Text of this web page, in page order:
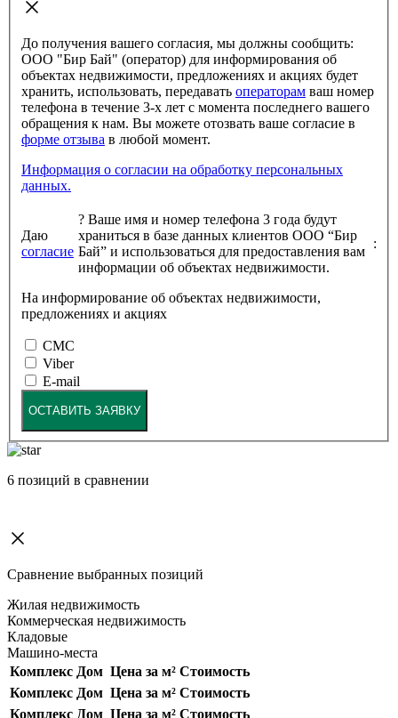
До получения вашего согласия, мы должны сообщить:
ООО "Бир Бай" (оператор) для информирования об
объектах недвижимости, предложениях и акциях будет
хранить, использовать, передавать операторам
телефона в течение 3-х лет с момента последнего вашего
обращения к нам. Вы можете отозвать ваше согласие в
форме отзыва
в любой момент.
Информация о согласии на обработку персональных
данных.
Даю
согласие
? Ваше имя и номер телефона 3 года будут
храниться в базе данных клиентов ООО “Бир
Бай” и использоваться для предоставления вам
информации об объектах недвижимости.
:
На информирование об объектах недвижимости,
предложениях и акциях
СМС
Viber
E-mail
ОСТАВИТЬ ЗАЯВКУ
6 позиций в сравнении
Сравнение выбранных позиций
Жилая недвижимость
Коммерческая недвижимость
Кладовые
Машино-места
Комплекс Дом Цена за м² Стоимость
Комплекс Дом Цена за м² Стоимость
Комплекс Дом Цена за м² Стоимость